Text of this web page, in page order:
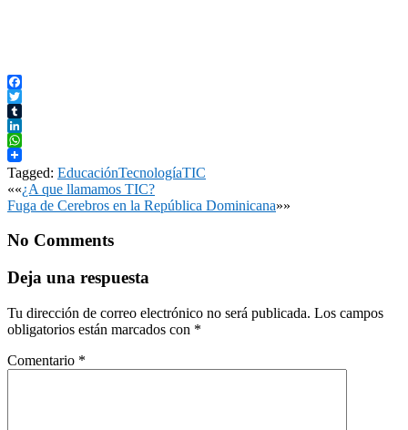
Facebook
Twitter
Tumblr
LinkedIn
WhatsApp
Tagged: EducaciónTecnologíaTIC
Post
navigation
««¿A que llamamos TIC?
Fuga de Cerebros en la República Dominicana»»
No Comments
Deja una respuesta
Tu dirección de correo electrónico no será publicada. Los campos
obligatorios están marcados con *
Comentario *